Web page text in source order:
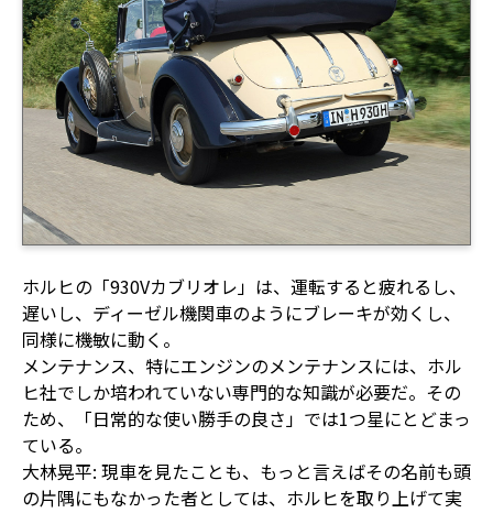
ホルヒの「930Vカブリオレ」は、運転すると疲れるし、
遅いし、ディーゼル機関車のようにブレーキが効くし、
同様に機敏に動く。
メンテナンス、特にエンジンのメンテナンスには、ホル
ヒ社でしか培われていない専門的な知識が必要だ。その
ため、「日常的な使い勝手の良さ」では1つ星にとどまっ
ている。
大林晃平: 現車を見たことも、もっと言えばその名前も頭
の片隅にもなかった者としては、ホルヒを取り上げて実